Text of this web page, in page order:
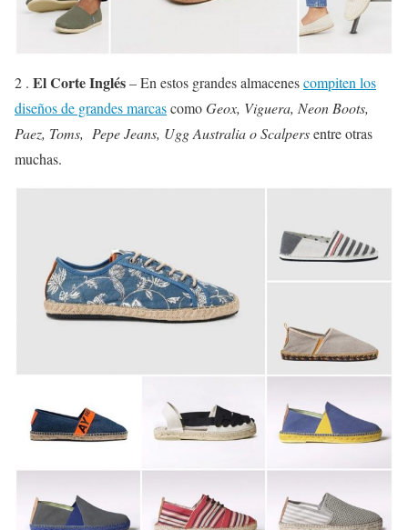
2 . El Corte Inglés– En estos grandes almacenescompiten los
diseños de grandes marcascomoGeox, Viguera, Neon Boots,
Paez, Toms, Pepe Jeans, Ugg Australia o Scalpersentre otras
muchas.